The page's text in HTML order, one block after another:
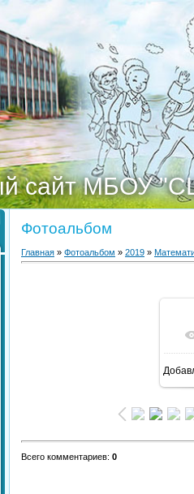
сайт МБОУ
Фотоальбом
Главная » Фотоальбом » 2019 »
Всего комментариев: 0